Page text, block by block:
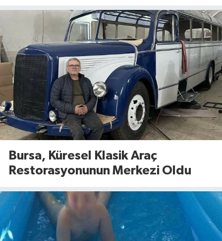
Bursa, Küresel Klasik Araç
Restorasyonunun Merkezi Oldu